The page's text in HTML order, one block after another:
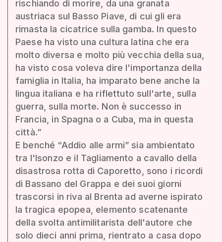
rischiando di morire, da una granata
austriaca sul Basso Piave, di cui gli era
rimasta la cicatrice sulla gamba. In questo
Paese ha visto una cultura latina che era
molto diversa e molto più vecchia della sua,
ha visto cosa voleva dire l'importanza della
famiglia in Italia, ha imparato bene anche la
lingua italiana e ha riflettuto sull'arte, sulla
guerra, sulla morte. Non è successo in
Francia, in Spagna o a Cuba, ma in questa
città.”
E benché “Addio alle armi” sia ambientato
tra l'Isonzo e il Tagliamento a cavallo della
disastrosa rotta di Caporetto, sono i ricordi
di Bassano del Grappa e dei suoi giorni
trascorsi in riva al Brenta ad averne ispirato
la tragica epopea, elemento scatenante
della svolta antimilitarista dell'autore che
solo dieci anni prima, rientrato a casa dopo